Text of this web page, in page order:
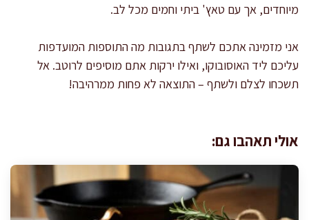
מיוחדים, אך עם טאץ' ביתי וחמים מכל לב.
אני מזמינה אתכם לשתף בתגובות מה התוספות המועדפות
עליכם ליד האוסובוקו, ואילו ירקות אתם מוסיפים לרוטב. אל
תשכחו לצלם ולשתף – התוצאה לא פחות ממרהיבה!
אולי תאהבו גם: